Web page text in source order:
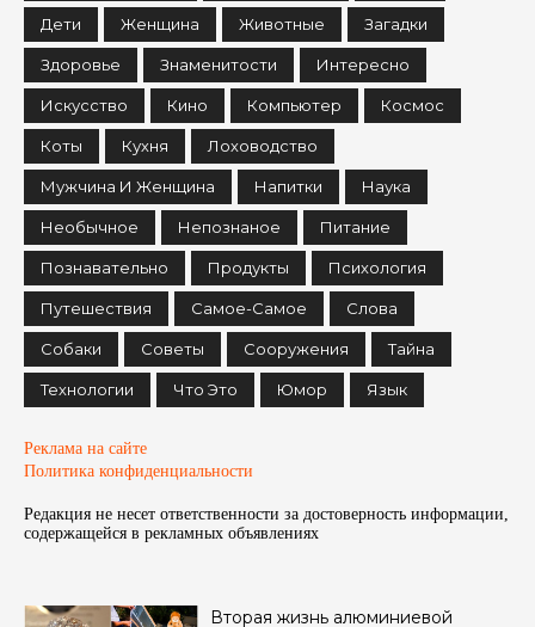
Дети Женщина Животные Загадки
Здоровье Знаменитости Интересно
Искусство Кино Компьютер Космос
Коты Кухня Лоховодство
Мужчина И Женщина Напитки Наука
Необычное Непознаное Питание
Познавательно Продукты Психология
Путешествия Самое-Самое Слова
Собаки Советы Сооружения Тайна
Технологии Что Это Юмор Язык
Реклама на сайте
Политика конфиденциальности
Редакция не несет ответственности за достоверность информации,
содержащейся в рекламных объявленияx
Вторая жизнь алюминиевой